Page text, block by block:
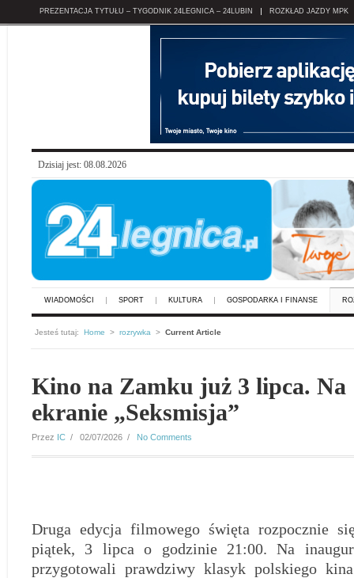
PREZENTACJA TYTUŁU – TYGODNIK 24LEGNICA – 24LUBIN ROZKŁAD JAZDY MPK
Dzisiaj jest: 08.08.2026
WIADOMOŚCI SPORT KULTURA GOSPODARKA I FINANSE
Jesteś tutaj: Home > rozrywka > Current Article
Kino na Zamku już 3 lipca. Na
ekranie „Seksmisja”
Przez IC / 02/07/2026 / No Comments
Druga edycja filmowego święta rozpocznie
piątek, 3 lipca o godzinie 21:00. Na
przygotowali prawdziwy klasyk polskiego